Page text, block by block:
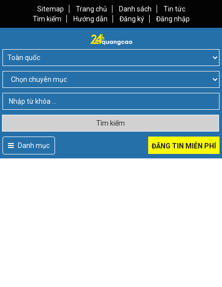
Sitemap Trang chủ Danh sách
Tin tức
Tìm kiếm
Hướng dẫn Đăng ký Đăng nhập
Tìm kiếm
Danh mục ĐĂNG TIN MIỄN PHÍ